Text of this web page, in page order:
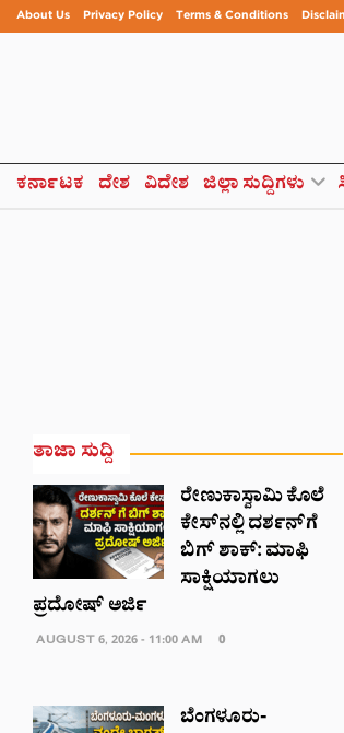
About Us Privacy Policy Terms & Conditions
ಕರ್ನಾಟಕ ದೇಶ ವಿದೇಶ ಜಿಲ್ಲಾ ಸುದ್ದಿಗಳು
ತಾಜಾ ಸುದ್ದಿ
ರೇಣುಕಾಸ್ವಾಮಿ ಕೊಲೆ
ಕೇಸ್‌ನಲ್ಲಿ ದರ್ಶನ್‌ಗೆ
ಬಿಗ್ ಶಾಕ್: ಮಾಫಿ
ಸಾಕ್ಷಿಯಾಗಲು
ಪ್ರದೋಷ್ ಅರ್ಜಿ
AUGUST 6, 2026 - 11:00 AM 0
ಬೆಂಗಳೂರು-